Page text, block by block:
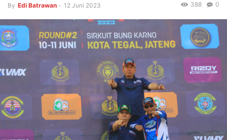
By Edi Batrawan - 12 Juni 2023 0
388